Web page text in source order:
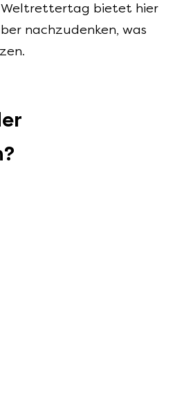
Weltrettertag bietet hier
nachzudenken, was